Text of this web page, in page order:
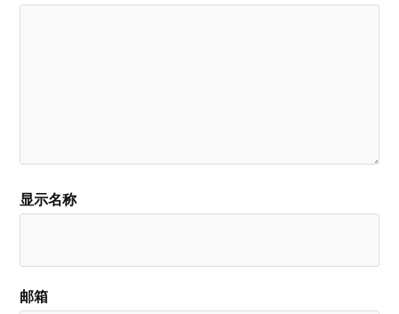
显示名称
邮箱